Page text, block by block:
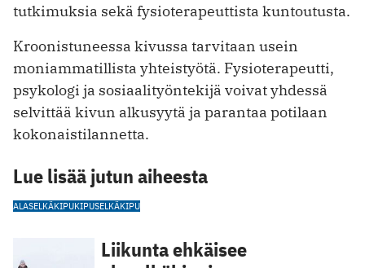
tutkimuksia sekä fysioterapeuttista kuntoutusta.
Kroonistuneessa kivussa tarvitaan usein
moniammatillista yhteistyötä. Fysioterapeutti,
psykologi ja sosiaalityöntekijä voivat yhdessä
selvittää kivun alkusyytä ja parantaa potilaan
kokonaistilannetta.
Lue lisää jutun aiheesta
ALASELKÄKIPUKIPUSELKÄKIPU
Liikunta ehkäisee